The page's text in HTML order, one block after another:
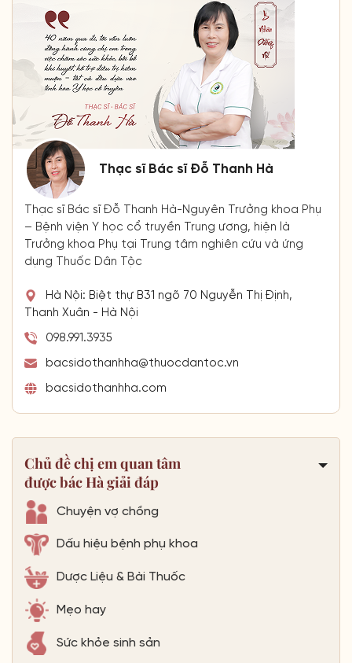
Thạc sĩ Bác sĩ Đỗ Thanh Hà
Thạc sĩ Bác sĩ Đỗ Thanh Hà-Nguyên Trưởng khoa Phụ
– Bệnh viện Y học cổ truyền Trung ương, hiện là
Trưởng khoa Phụ tại Trung tâm nghiên cứu và ứng
dụng Thuốc Dân Tộc
Hà Nội: Biệt thự B31 ngõ 70 Nguyễn Thị Định,
Thanh Xuân - Hà Nội
098.991.3935
bacsidothanhha@thuocdantoc.vn
bacsidothanhha.com
Chủ đề chị em quan tâm
được bác Hà giải đáp
Chuyện vợ chồng
Dấu hiệu bệnh phụ khoa
Dược Liệu & Bài Thuốc
Mẹo hay
Sức khỏe sinh sản